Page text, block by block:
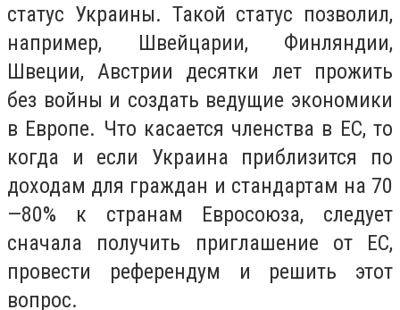
статус Украины. Такой статус позволил,
например, Швейцарии, Финляндии,
Швеции, Австрии десятки лет прожить
без войны и создать ведущие экономики
в Европе. Что касается членства в ЕС, то
когда и если Украина приблизится по
доходам для граждан и стандартам на 70
—80% к странам Евросоюза, следует
сначала получить приглашение от ЕС,
провести референдум и решить этот
вопрос.